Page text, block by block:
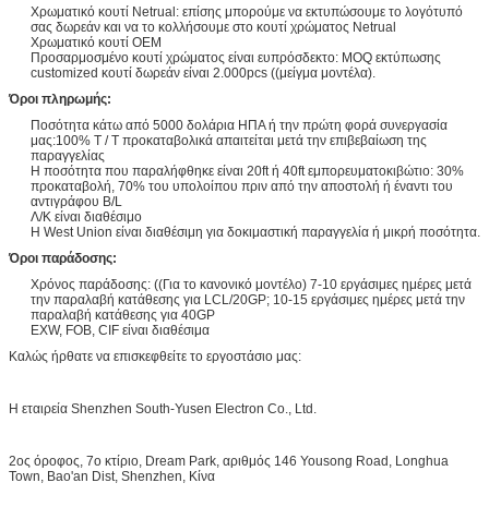
Χρωματικό κουτί Netrual: επίσης μπορούμε να εκτυπώσουμε το λογότυπό
σας δωρεάν και να το κολλήσουμε στο κουτί χρώματος Netrual
Χρωματικό κουτί OEM
Προσαρμοσμένο κουτί χρώματος είναι ευπρόσδεκτο: MOQ εκτύπωσης
customized κουτί δωρεάν είναι 2.000pcs ((μείγμα μοντέλα).
Όροι πληρωμής:
Ποσότητα κάτω από 5000 δολάρια ΗΠΑ ή την πρώτη φορά συνεργασία
μας:100% T / T προκαταβολικά απαιτείται μετά την επιβεβαίωση της
παραγγελίας
Η ποσότητα που παραλήφθηκε είναι 20ft ή 40ft εμπορευματοκιβώτιο: 30%
προκαταβολή, 70% του υπολοίπου πριν από την αποστολή ή έναντι του
αντιγράφου B/L
Λ/Κ είναι διαθέσιμο
Η West Union είναι διαθέσιμη για δοκιμαστική παραγγελία ή μικρή ποσότητα.
Όροι παράδοσης:
Χρόνος παράδοσης: ((Για το κανονικό μοντέλο) 7-10 εργάσιμες ημέρες μετά
την παραλαβή κατάθεσης για LCL/20GP; 10-15 εργάσιμες ημέρες μετά την
παραλαβή κατάθεσης για 40GP
EXW, FOB, CIF είναι διαθέσιμα
Καλώς ήρθατε να επισκεφθείτε το εργοστάσιο μας:
Η εταιρεία Shenzhen South-Yusen Electron Co., Ltd.
2ος όροφος, 7ο κτίριο, Dream Park, αριθμός 146 Yousong Road, Longhua
Town, Bao'an Dist, Shenzhen, Κίνα